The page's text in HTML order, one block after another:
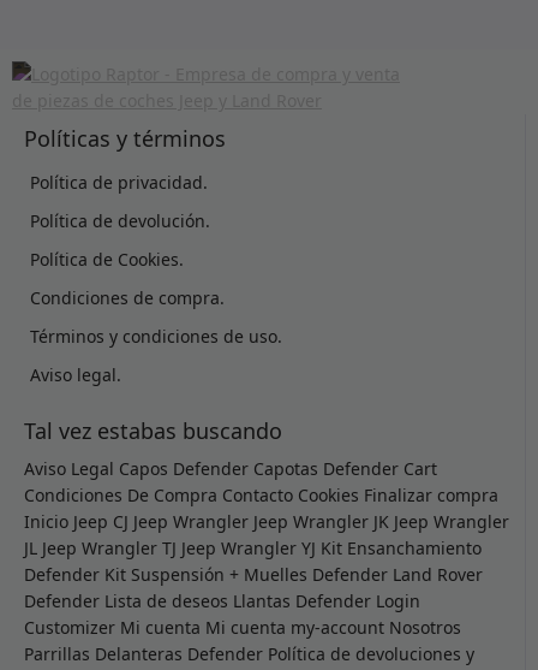
Políticas y términos
Política de privacidad.
Política de devolución.
Política de Cookies.
Condiciones de compra.
Términos y condiciones de uso.
Aviso legal.
Tal vez estabas buscando
Aviso Legal Capos Defender Capotas Defender Cart
Condiciones De Compra Contacto Cookies Finalizar compra
Inicio Jeep CJ Jeep Wrangler Jeep Wrangler JK Jeep Wrangler
JL Jeep Wrangler TJ Jeep Wrangler YJ Kit Ensanchamiento
Defender Kit Suspensión + Muelles Defender Land Rover
Defender Lista de deseos Llantas Defender Login
Customizer Mi cuenta Mi cuenta my-account Nosotros
Parrillas Delanteras Defender Política de devoluciones y